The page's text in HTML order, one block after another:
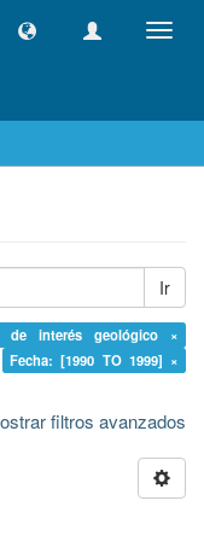
Ir
de interés geológico ×
Fecha: [1990 TO 1999] ×
filtros avanzados